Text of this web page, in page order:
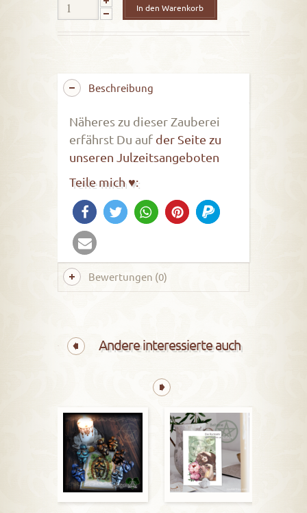
In den Warenkorb
Beschreibung
Näheres zu dieser Zauberei
erfährst Du auf der Seite zu
unseren Julzeitsangeboten
Teile mich ♥:
Bewertungen (0)
Andere interessierte auch